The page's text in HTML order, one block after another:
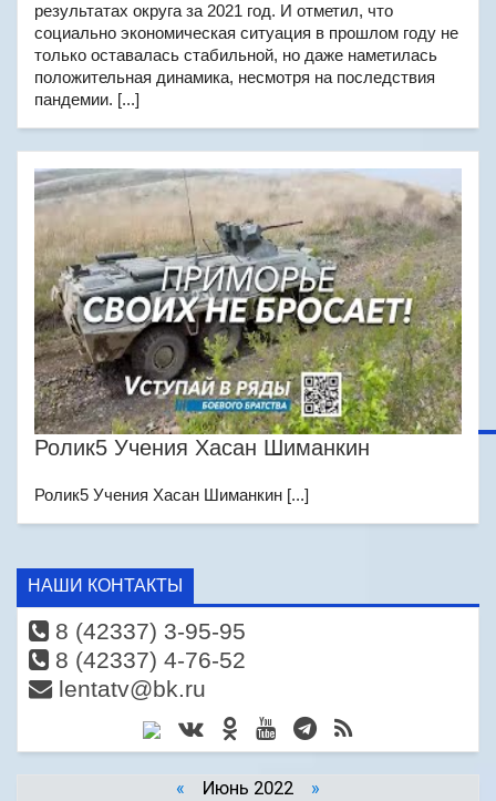
результатах округа за 2021 год. И отметил, что
социально экономическая ситуация в прошлом году не
только оставалась стабильной, но даже наметилась
положительная динамика, несмотря на последствия
пандемии. [...]
Ролик5 Учения Хасан Шиманкин
Ролик5 Учения Хасан Шиманкин [...]
НАШИ КОНТАКТЫ
8 (42337) 3-95-95
8 (42337) 4-76-52
lentatv@bk.ru
« Июнь 2022 »